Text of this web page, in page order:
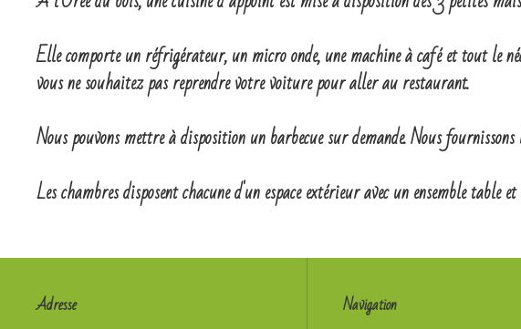
Elle comporte un réfrigérateur, un micro onde, une machine à café et tout le
vous ne souhaitez pas reprendre votre voiture pour aller au restaurant.
Nous pouvons mettre à disposition un barbecue sur demande. Nous
Les chambres disposent chacune d'un espace extérieur avec un ensemble
Adresse Navigation